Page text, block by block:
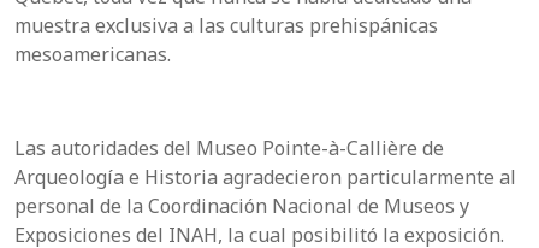
muestra exclusiva a las culturas prehispánicas
mesoamericanas.
Las autoridades del Museo Pointe-à-Callière de
Arqueología e Historia agradecieron particularmente al
personal de la Coordinación Nacional de Museos y
Exposiciones del INAH, la cual posibilitó la exposición.